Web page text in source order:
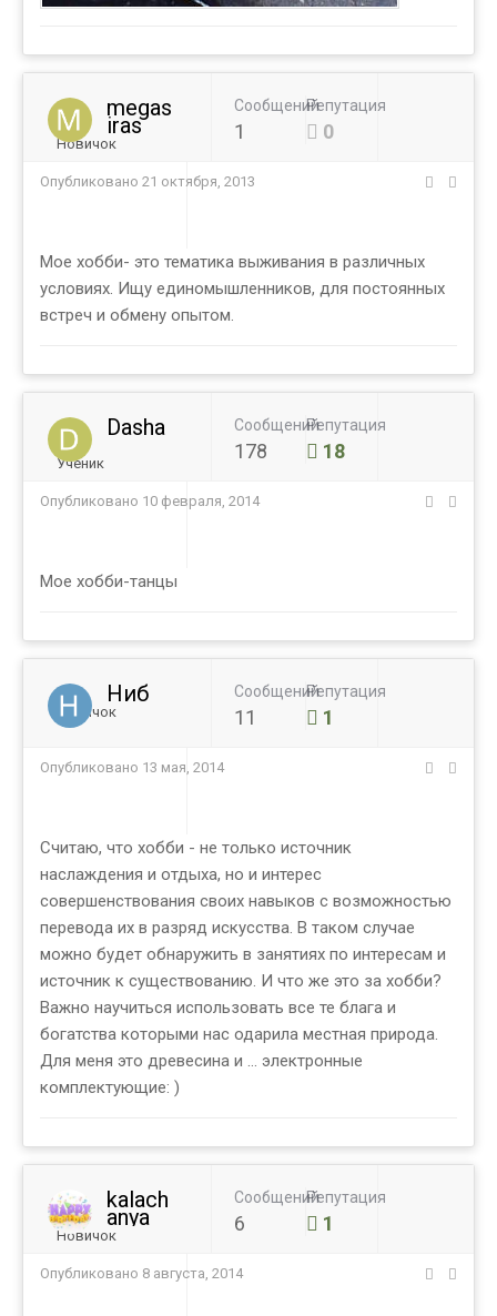
megas
iras
Новичок
Сообщений
1
Репутация
0
Опубликовано 21 октября, 2013
Мое хобби- это тематика выживания в различных
условиях. Ищу единомышленников, для постоянных
встреч и обмену опытом.
Dasha
Ученик
Сообщений
178
Репутация
18
Опубликовано 10 февраля, 2014
Мое хобби-танцы
Ниб
Новичок
Сообщений
11
Репутация
1
Опубликовано 13 мая, 2014
Считаю, что хобби - не только источник
наслаждения и отдыха, но и интерес
совершенствования своих навыков с возможностью
перевода их в разряд искусства. В таком случае
можно будет обнаружить в занятиях по интересам и
источник к существованию. И что же это за хобби?
Важно научиться использовать все те блага и
богатства которыми нас одарила местная природа.
Для меня это древесина и ... электронные
комплектующие: )
kalach
anya
Новичок
Сообщений
6
Репутация
1
Опубликовано 8 августа, 2014